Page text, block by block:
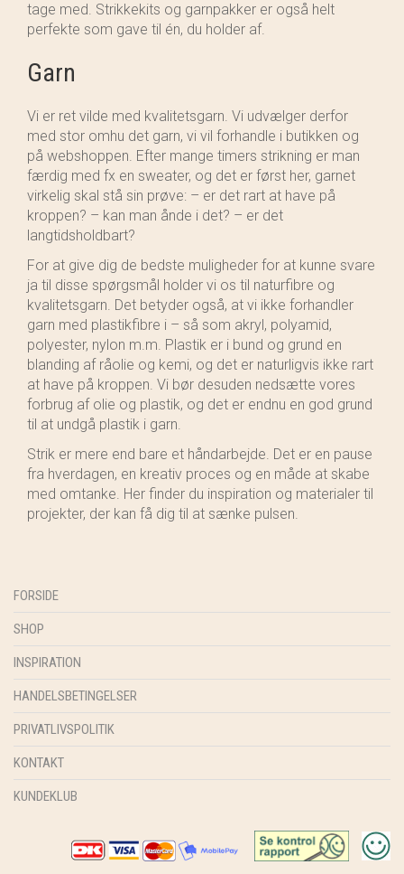
tage med. Strikkekits og garnpakker er også helt
perfekte som gave til én, du holder af.
Garn
Vi er ret vilde med kvalitetsgarn. Vi udvælger derfor
med stor omhu det garn, vi vil forhandle i butikken og
på webshoppen. Efter mange timers strikning er man
færdig med fx en sweater, og det er først her, garnet
virkelig skal stå sin prøve: – er det rart at have på
kroppen? – kan man ånde i det? – er det
langtidsholdbart?
For at give dig de bedste muligheder for at kunne svare
ja til disse spørgsmål holder vi os til naturfibre og
kvalitetsgarn. Det betyder også, at vi ikke forhandler
garn med plastikfibre i – så som akryl, polyamid,
polyester, nylon m.m. Plastik er i bund og grund en
blanding af råolie og kemi, og det er naturligvis ikke rart
at have på kroppen. Vi bør desuden nedsætte vores
forbrug af olie og plastik, og det er endnu en god grund
til at undgå plastik i garn.
Strik er mere end bare et håndarbejde. Det er en pause
fra hverdagen, en kreativ proces og en måde at skabe
med omtanke. Her finder du inspiration og materialer til
projekter, der kan få dig til at sænke pulsen.
FORSIDE
SHOP
INSPIRATION
HANDELSBETINGELSER
PRIVATLIVSPOLITIK
KONTAKT
KUNDEKLUB